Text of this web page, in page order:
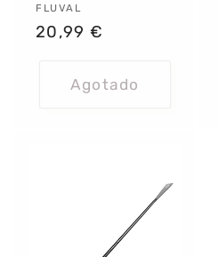
Proveedor:
FLUVAL
Precio
20,99 €
Agotado